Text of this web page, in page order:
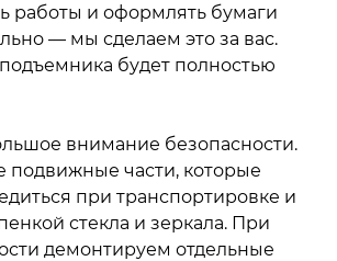
работы и оформлять бумаги
— мы сделаем это за вас.
будет полностью
внимание безопасности.
подвижные части, которые
при транспортировке и
стекла и зеркала. При
демонтируем отдельные